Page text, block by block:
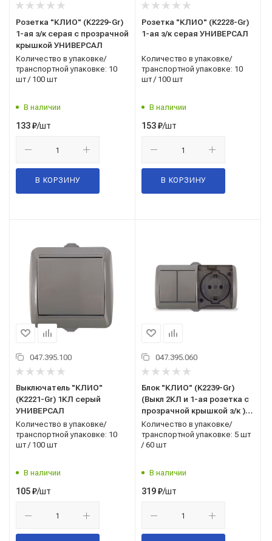
Розетка "КЛИО" (K2229-Gr)
1-ая з/к серая с прозрачной
крышкой УНИВЕРСАЛ
Количество в упаковке/
транспортной упаковке: 10
шт / 100 шт
В наличии
133₽/шт
В КОРЗИНУ
Розетка "КЛИО" (K2228-Gr)
1-ая з/к серая УНИВЕРСАЛ
Количество в упаковке/
транспортной упаковке: 10
шт / 100 шт
В наличии
153₽/шт
В КОРЗИНУ
047.395.100
Выключатель "КЛИО"
(K2221-Gr) 1КЛ серый
УНИВЕРСАЛ
Количество в упаковке/
транспортной упаковке: 10
шт / 100 шт
В наличии
105₽/шт
047.395.060
Блок "КЛИО" (K2239-Gr)
(Выкл 2КЛ и 1-ая розетка с
прозрачной крышкой з/к )
серый IP54 УНИВЕРСАЛ
Количество в упаковке/
транспортной упаковке: 5 шт
/ 60 шт
В наличии
319₽/шт